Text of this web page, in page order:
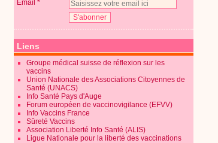
Email
Liens
Groupe médical suisse de réflexion sur les
vaccins
Union Nationale des Associations Citoyennes de
Santé (UNACS)
Info Santé Pays d'Auge
Forum européen de vaccinovigilance (EFVV)
Info Vaccins France
Sûreté Vaccins
Association Liberté Info Santé (ALIS)
Ligue Nationale pour la liberté des vaccinations